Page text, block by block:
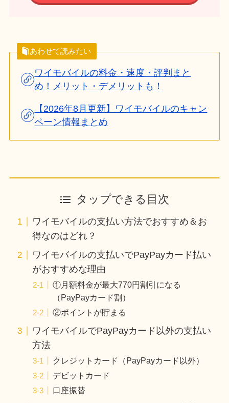
あわせて読みたい
ワイモバイルの料金・速度・評判まと
め！メリット・デメリットも！
【2026年8月更新】ワイモバイルのキャン
ペーン情報まとめ
タップできる目次
ワイモバイルの支払い方法でおすすめ＆お
得なのはどれ？
ワイモバイルの支払いでPayPayカード払い
がおすすめな理由
①月額料金が最大770円割引になる
（PayPayカード割）
②ポイントが貯まる
ワイモバイルでPayPayカード以外の支払い
方法
クレジットカード（PayPayカード以外）
デビットカード
口座振替